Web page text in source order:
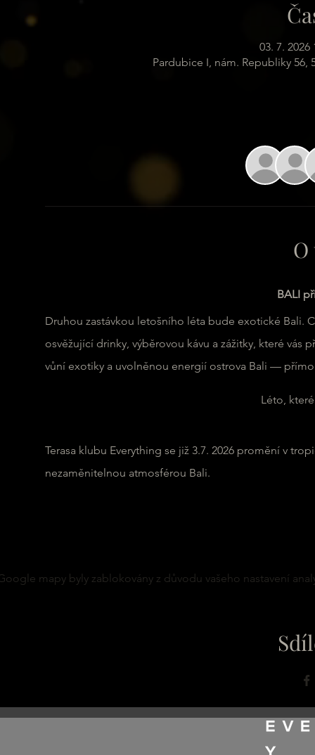
03. 7. 2026
Pardubice I, nám. Republiky 56,
BALI
Druhou zastávkou letošního léta bude exotické Bali.
osvěžující drinky, výběrovou kávu a zážitky, které
vůní exotiky a uvolněnou energií ostrova Bali —
Léto,
Terasa klubu Everything se již 3.7. 2026 promění v
nezaměnitelnou atmosférou Bali.
mapy byly zablokovány z důvodu vašeho nastavení